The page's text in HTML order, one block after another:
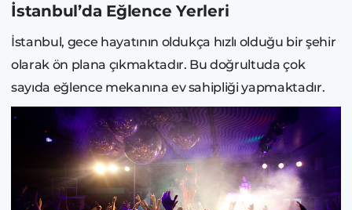
İstanbul’da Eğlence Yerleri
İstanbul, gece hayatının oldukça hızlı olduğu bir şehir
olarak ön plana çıkmaktadır. Bu doğrultuda çok
sayıda eğlence mekanına ev sahipliği yapmaktadır.